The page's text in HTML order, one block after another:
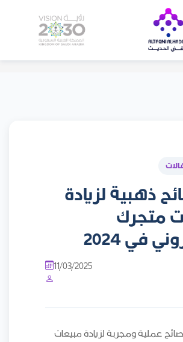
ذهبية لزيادة
متجرك
في 2024
11/03/2025
10 نصائح عملية ومجربة لزيادة مبيعات